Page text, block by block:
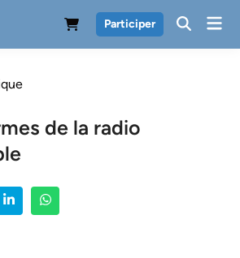
Participer
de la radio